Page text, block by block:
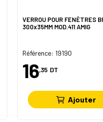
VERROU POUR FENÊTRES
300x35MM MOD.411 AMIG
Référence: 19190
16,35 DT
Ajouter